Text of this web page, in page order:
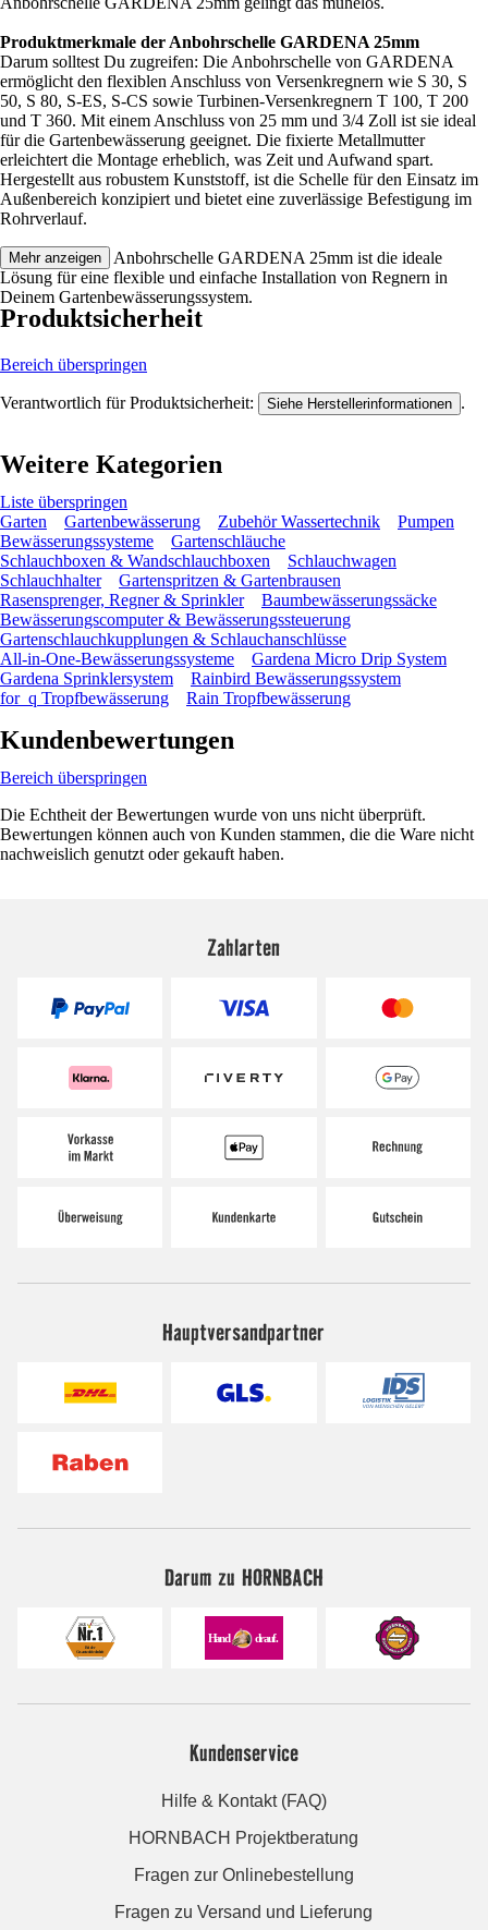
Produktmerkmale der Anbohrschelle GARDENA 25mm
Darum solltest Du zugreifen: Die Anbohrschelle von GARDENA
ermöglicht den flexiblen Anschluss von Versenkregnern wie S 30, S
50, S 80, S-ES, S-CS sowie Turbinen-Versenkregnern T 100, T 200
und T 360. Mit einem Anschluss von 25 mm und 3/4 Zoll ist sie ideal
für die Gartenbewässerung geeignet. Die fixierte Metallmutter
erleichtert die Montage erheblich, was Zeit und Aufwand spart.
Hergestellt aus robustem Kunststoff, ist die Schelle für den Einsatz im
Außenbereich konzipiert und bietet eine zuverlässige Befestigung im
Rohrverlauf.
Festgezurrt: Die Anbohrschelle GARDENA 25mm ist die ideale
Lösung für eine flexible und einfache Installation von Regnern in
Deinem Gartenbewässerungssystem.
Mehr anzeigen
Produktsicherheit
Bereich überspringen
Verantwortlich für Produktsicherheit: Siehe Herstellerinformationen .
Weitere Kategorien
Liste überspringen
Garten
Gartenbewässerung Zubehör Wassertechnik
Pumpen
Bewässerungssysteme
Gartenschläuche
Schlauchboxen & Wandschlauchboxen
Schlauchwagen
Schlauchhalter
Gartenspritzen & Gartenbrausen
Rasensprenger, Regner & Sprinkler
Baumbewässerungssäcke
Bewässerungscomputer & Bewässerungssteuerung
Gartenschlauchkupplungen & Schlauchanschlüsse
All-in-One-Bewässerungssysteme
Gardena Micro Drip System
Gardena Sprinklersystem
Rainbird Bewässerungssystem
for_q Tropfbewässerung
Rain Tropfbewässerung
Kundenbewertungen
Bereich überspringen
Die Echtheit der Bewertungen wurde von uns nicht überprüft.
Bewertungen können auch von Kunden stammen, die die Ware nicht
nachweislich genutzt oder gekauft haben.
Zahlarten
Hauptversandpartner
Darum zu HORNBACH
Kundenservice
Hilfe & Kontakt (FAQ)
HORNBACH Projektberatung
Fragen zur Onlinebestellung
Fragen zu Versand und Lieferung